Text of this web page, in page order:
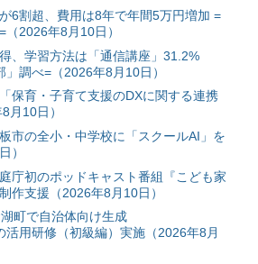
6割超、費用は8年で年間5万円増加 =
2026年8月10日）
、学習方法は「通信講座」31.2%
調べ=（2026年8月10日）
保育・子育て支援のDXに関する連携
月10日）
市の全小・中学校に「スクールAI」を
）
庁初のポッドキャスト番組『こども家
作支援（2026年8月10日）
町で自治体向け生成
活用研修（初級編）実施（2026年8月